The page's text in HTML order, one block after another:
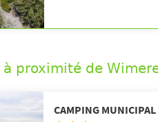
à proximité de
CAMPING MUNICIPAL